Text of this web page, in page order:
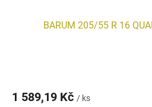
BARUM 205/55 R 16
1 589,19 Kč / ks